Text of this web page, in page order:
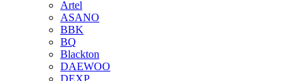
Artel
ASANO
BBK
BQ
Blackton
DAEWOO
DEXP